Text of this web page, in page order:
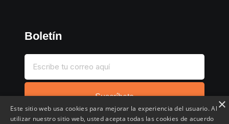
Boletín
Suscríbete ×
Este sitio web usa cookies para mejorar la experiencia del usuario. Al
utilizar nuestro sitio web, usted acepta todas las cookies de acuerdo